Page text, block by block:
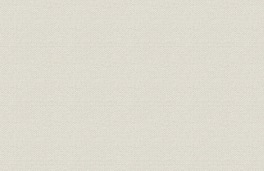
(1) 概要
(2) 羽越線の建設工事
3 関東地方
(1) 概要
(2) 上越線の建設工事
工事の概況
清水隧道